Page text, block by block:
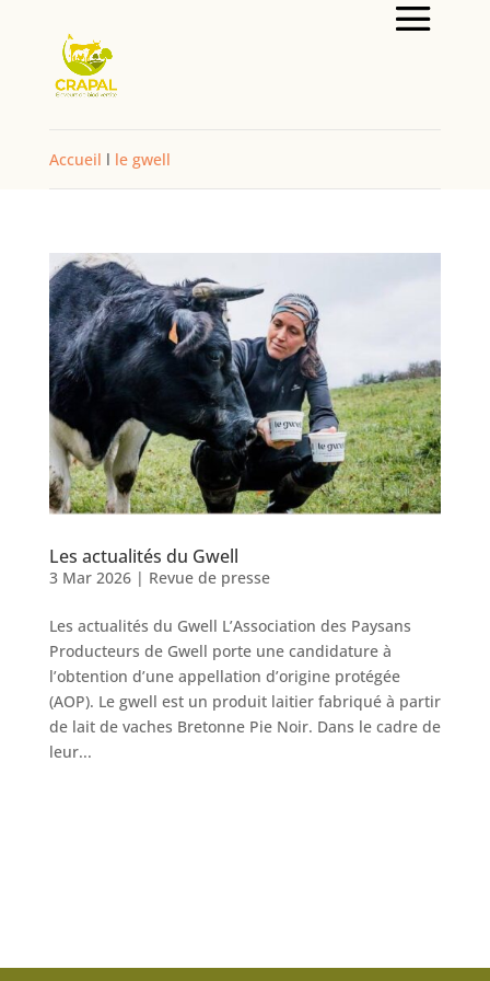
Accueil l le gwell
Les actualités du Gwell
3 Mar 2026| Revue de presse
Les actualités du Gwell L’Association des Paysans
Producteurs de Gwell porte une candidature à
l’obtention d’une appellation d’origine protégée
(AOP). Le gwell est un produit laitier fabriqué à partir
de lait de vaches Bretonne Pie Noir. Dans le cadre de
leur...